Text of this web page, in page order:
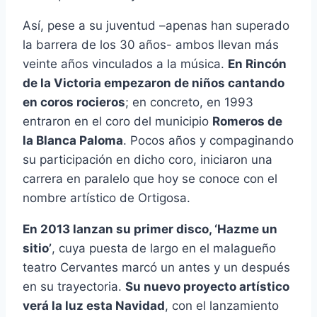
Así, pese a su juventud –apenas han superado
la barrera de los 30 años- ambos llevan más
veinte años vinculados a la música. En Rincón
de la Victoria empezaron de niños cantando
en coros rocieros; en concreto, en 1993
entraron en el coro del municipio Romeros de
la Blanca Paloma. Pocos años y compaginando
su participación en dicho coro, iniciaron una
carrera en paralelo que hoy se conoce con el
nombre artístico de Ortigosa.
En 2013 lanzan su primer disco, ‘Hazme un
sitio’, cuya puesta de largo en el malagueño
teatro Cervantes marcó un antes y un después
en su trayectoria. Su nuevo proyecto artístico
verá la luz esta Navidad, con el lanzamiento